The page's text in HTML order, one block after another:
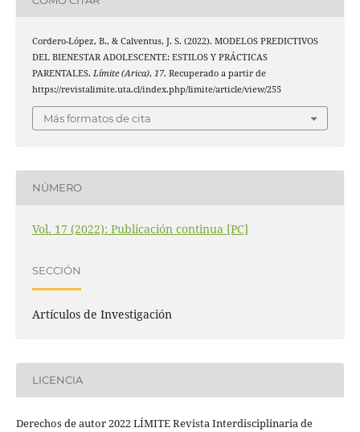
Cordero-López, B., & Calventus, J. S. (2022). MODELOS PREDICTIVOS
DEL BIENESTAR ADOLESCENTE: ESTILOS Y PRÁCTICAS
PARENTALES. Límite (Arica), 17. Recuperado a partir de
https://revistalimite.uta.cl/index.php/limite/article/view/255
Más formatos de cita
NÚMERO
Vol. 17 (2022): Publicación continua [PC]
SECCIÓN
Artículos de Investigación
LICENCIA
Derechos de autor 2022 LÍMITE Revista Interdisciplinaria de